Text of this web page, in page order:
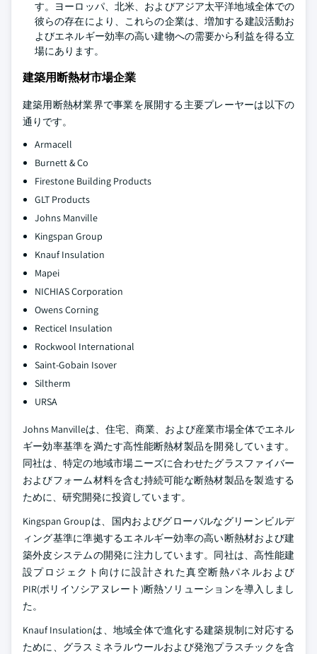
す。ヨーロッパ、北米、およびアジア太平洋地域全体での
彼らの存在により、これらの企業は、増加する建設活動お
よびエネルギー効率の高い建物への需要から利益を得る立
場にあります。
建築用断熱材市場企業
建築用断熱材業界で事業を展開する主要プレーヤーは以下の
通りです。
Armacell
Burnett & Co
Firestone Building Products
GLT Products
Johns Manville
Kingspan Group
Knauf Insulation
Mapei
NICHIAS Corporation
Owens Corning
Recticel Insulation
Rockwool International
Saint-Gobain Isover
Siltherm
URSA
Johns Manvilleは、住宅、商業、および産業市場全体でエネル
ギー効率基準を満たす高性能断熱材製品を開発しています。
同社は、特定の地域市場ニーズに合わせたグラスファイバー
およびフォーム材料を含む持続可能な断熱材製品を製造する
ために、研究開発に投資しています。
Kingspan Groupは、国内およびグローバルなグリーンビルデ
ィング基準に準拠するエネルギー効率の高い断熱材および建
築外皮システムの開発に注力しています。同社は、高性能建
設プロジェクト向けに設計された真空断熱パネルおよび
PIR(ポリイソシアヌレート)断熱ソリューションを導入しまし
た。
Knauf Insulationは、地域全体で進化する建築規制に対応する
ために、グラスミネラルウールおよび発泡プラスチックを含